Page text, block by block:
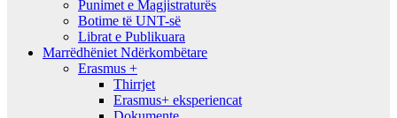
Punimet e Magjistraturës
Botime të UNT-së
Librat e Publikuara
Marrëdhëniet Ndërkombëtare
Erasmus +
Thirrjet
Erasmus+ eksperiencat